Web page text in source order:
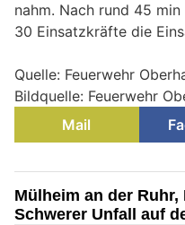
nahm. Nach rund 45
30 Einsatzkräfte die
Quelle: Feuerwehr
Bildquelle: Feuerwehr
Mail
Mülheim an der
Schwerer Unfall auf